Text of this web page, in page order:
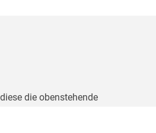
die obenstehende